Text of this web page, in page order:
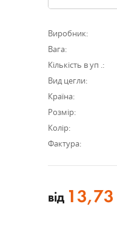
Виробник:
Вага:
Кількість в уп .:
Вид цегли:
Країна:
Розмір:
Колір:
Фактура:
від 13,73